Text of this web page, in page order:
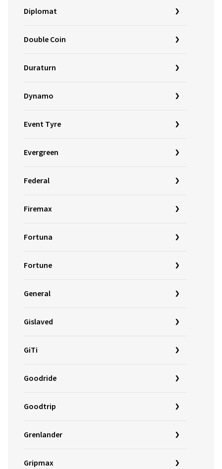
Diplomat
Double Coin
Duraturn
Dynamo
Event Tyre
Evergreen
Federal
Firemax
Fortuna
Fortune
General
Gislaved
GiTi
Goodride
Goodtrip
Grenlander
Gripmax